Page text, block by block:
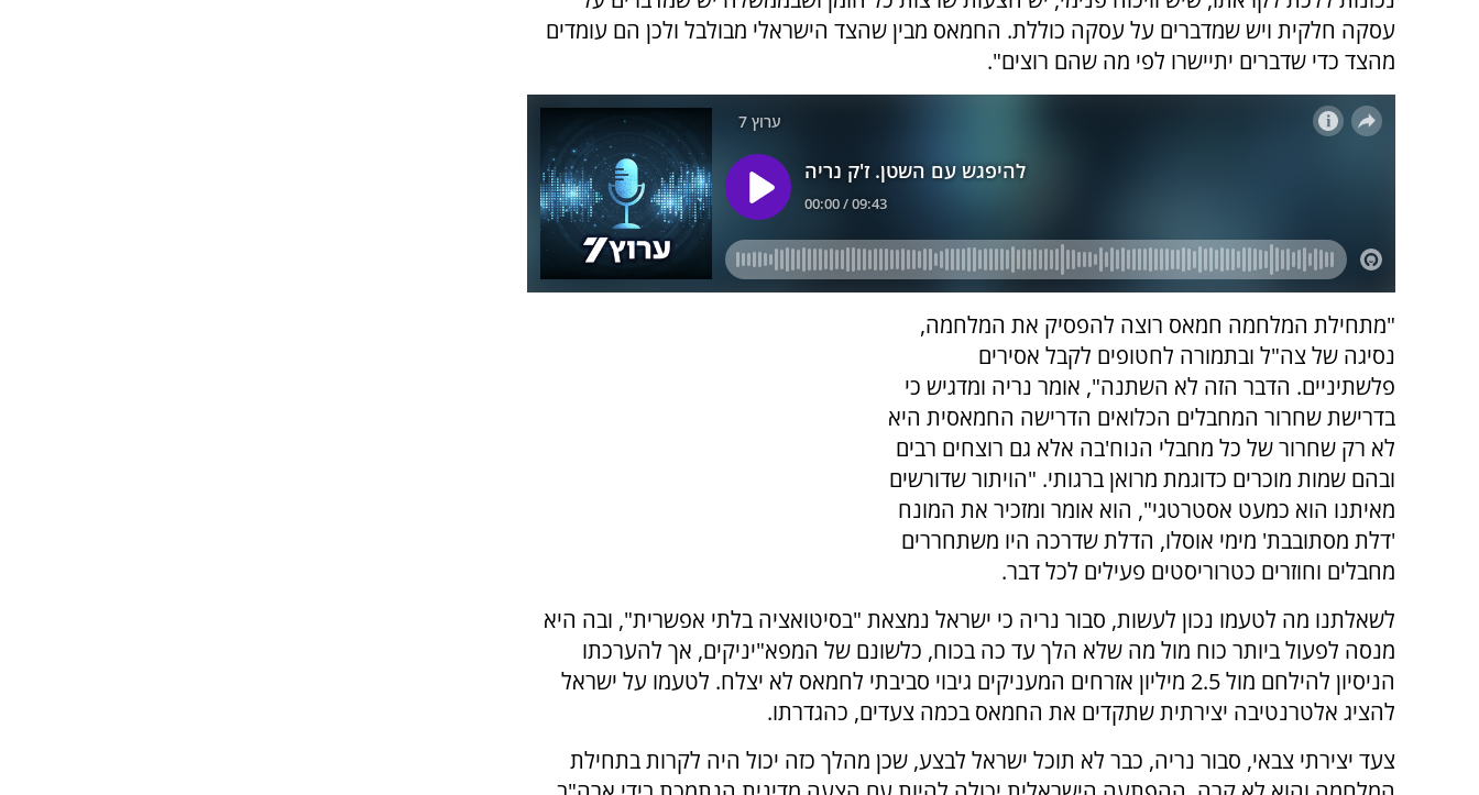
עסקה חלקית ויש שמדברים על עסקה כוללת. החמאס מבין שהצד הישראלי מבולבל ולכן הם עומדים
מהצד כדי שדברים יתיישרו לפי מה שהם רוצים".
"מתחילת המלחמה חמאס רוצה להפסיק את המלחמה,
נסיגה של צה"ל ובתמורה לחטופים לקבל אסירים
פלשתיניים. הדבר הזה לא השתנה", אומר נריה ומדגיש כי
בדרישת שחרור המחבלים הכלואים הדרישה החמאסית היא
לא רק שחרור של כל מחבלי הנוח'בה אלא גם רוצחים רבים
ובהם שמות מוכרים כדוגמת מרואן ברגותי. "הויתור שדורשים
מאיתנו הוא כמעט אסטרטגי", הוא אומר ומזכיר את המונח
'דלת מסתובבת' מימי אוסלו, הדלת שדרכה היו משתחררים
מחבלים וחוזרים כטרוריסטים פעילים לכל דבר.
לשאלתנו מה לטעמו נכון לעשות, סבור נריה כי ישראל נמצאת "בסיטואציה בלתי אפשרית", ובה היא
מנסה לפעול ביותר כוח מול מה שלא הלך עד כה בכוח, כלשונם של המפא"יניקים, אך להערכתו
הניסיון להילחם מול 2.5 מיליון אזרחים המעניקים גיבוי סביבתי לחמאס לא יצלח. לטעמו על ישראל
להציג אלטרנטיבה יצירתית שתקדים את החמאס בכמה צעדים, כהגדרתו.
צעד יצירתי צבאי, סבור נריה, כבר לא תוכל ישראל לבצע, שכן מהלך כזה יכול היה לקרות בתחילת